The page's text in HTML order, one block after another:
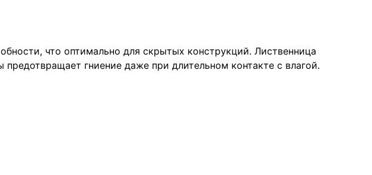
что оптимально для скрытых конструкций. Лиственница
гниение даже при длительном контакте с влагой.